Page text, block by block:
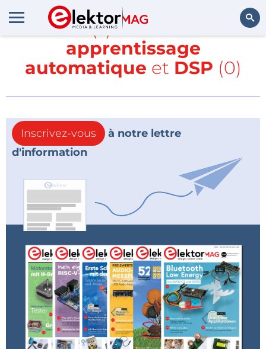
Article(s) avec la balise
apprentissage
automatique et DSP (0)
Inscrivez-vous
à notre lettre
d'information